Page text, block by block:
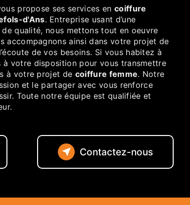
propose ses services en coiffure
d'Ans. Entreprise usant d’une
qualité, nous mettons tout en oeuvre
accompagnons ainsi dans votre projet de
de vos besoins. Si vous habitez à
à votre disposition pour vous transmettre
à votre projet de coiffure femme. Notre
et le partager avec vous renforce
Toute notre équipe est qualifiée et
Contactez-nous